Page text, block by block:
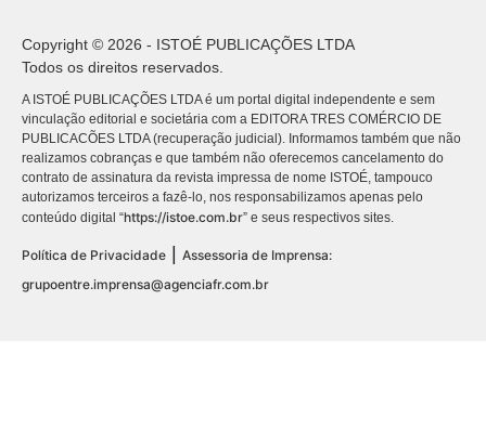
Copyright © 2026 - ISTOÉ PUBLICAÇÕES LTDA
Todos os direitos reservados.
A ISTOÉ PUBLICAÇÕES LTDA é um portal digital independente e sem
vinculação editorial e societária com a EDITORA TRES COMÉRCIO DE
PUBLICACÕES LTDA (recuperação judicial). Informamos também que não
realizamos cobranças e que também não oferecemos cancelamento do
contrato de assinatura da revista impressa de nome ISTOÉ, tampouco
autorizamos terceiros a fazê-lo, nos responsabilizamos apenas pelo
conteúdo digital “https://istoe.com.br” e seus respectivos sites.
Política de Privacidade
Assessoria de Imprensa:
grupoentre.imprensa@agenciafr.com.br